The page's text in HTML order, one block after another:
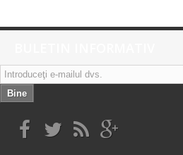
Bine